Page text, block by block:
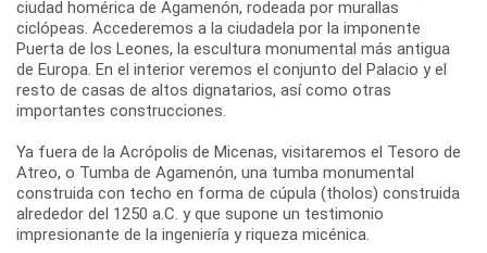
ciudad homérica de Agamenón, rodeada por murallas
ciclópeas. Accederemos a la ciudadela por la imponente
Puerta de los Leones, la escultura monumental más antigua
de Europa. En el interior veremos el conjunto del Palacio y el
resto de casas de altos dignatarios, así como otras
importantes construcciones.
Ya fuera de la Acrópolis de Micenas, visitaremos el Tesoro de
Atreo, o Tumba de Agamenón, una tumba monumental
construida con techo en forma de cúpula (tholos) construida
alrededor del 1250 a.C. y que supone un testimonio
impresionante de la ingeniería y riqueza micénica.